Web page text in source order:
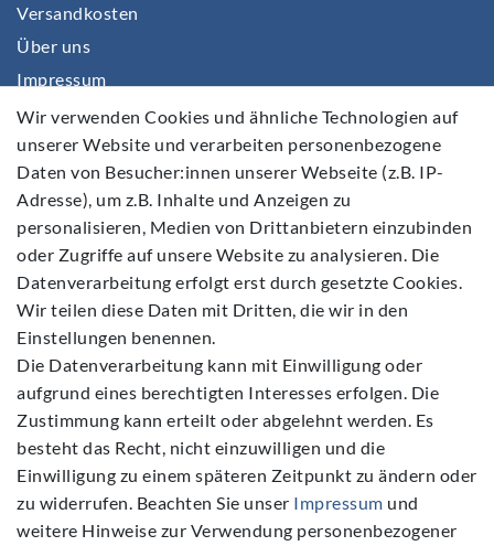
Versandkosten
Über uns
Impressum
Daten­schutz­erklärung
AGB
Barrierefreiheitserklärung
Widerrufs­recht
Kontakt
Vertrag widerrufen
Folgen Sie Uns
Wir verwenden Cookies und ähnliche Technologien auf
unserer Website und verarbeiten personenbezogene
Daten von Besucher:innen unserer Webseite (z.B. IP-
Adresse), um z.B. Inhalte und Anzeigen zu
personalisieren, Medien von Drittanbietern einzubinden
oder Zugriffe auf unsere Website zu analysieren. Die
Datenverarbeitung erfolgt erst durch gesetzte Cookies.
Wir teilen diese Daten mit Dritten, die wir in den
Einstellungen benennen.
Die Datenverarbeitung kann mit Einwilligung oder
aufgrund eines berechtigten Interesses erfolgen. Die
Zustimmung kann erteilt oder abgelehnt werden. Es
besteht das Recht, nicht einzuwilligen und die
Einwilligung zu einem späteren Zeitpunkt zu ändern oder
zu widerrufen. Beachten Sie unser Impressum und
weitere Hinweise zur Verwendung personenbezogener